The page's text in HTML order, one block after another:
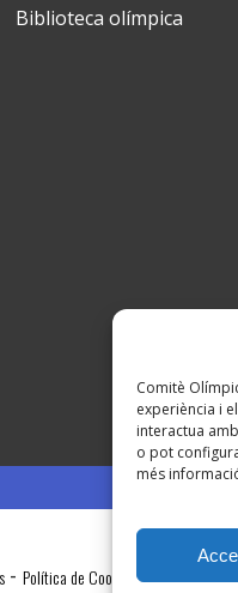
Comitè
experiència i
interactua
o pot
més
Biblioteca olímpica
- Política de Cookies